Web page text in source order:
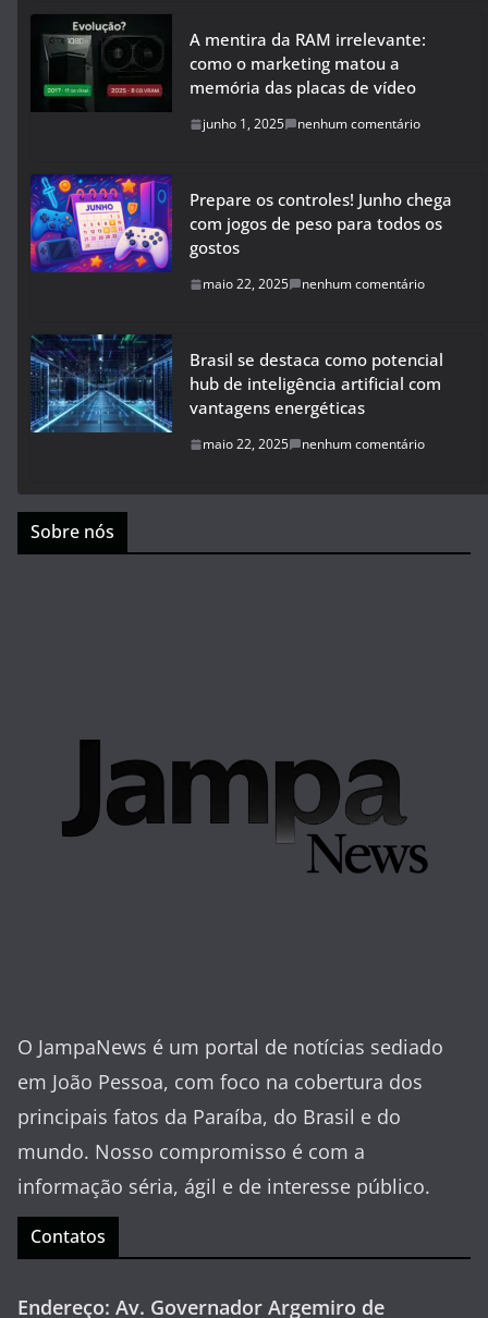
A mentira da RAM irrelevante:
como o marketing matou a
memória das placas de vídeo
junho 1, 2025 nenhum comentário
Prepare os controles! Junho chega
com jogos de peso para todos os
gostos
maio 22, 2025 nenhum comentário
Brasil se destaca como potencial
hub de inteligência artificial com
vantagens energéticas
maio 22, 2025 nenhum comentário
Sobre nós
O JampaNews é um portal de notícias sediado
em João Pessoa, com foco na cobertura dos
principais fatos da Paraíba, do Brasil e do
mundo. Nosso compromisso é com a
informação séria, ágil e de interesse público.
Contatos
Endereço: Av. Governador Argemiro de